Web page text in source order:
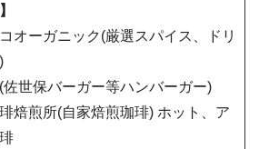
オーガニック(厳選スパイス、ドリ
佐世保バーガー等ハンバーガー)
焙煎所(自家焙煎珈琲) ホット、ア